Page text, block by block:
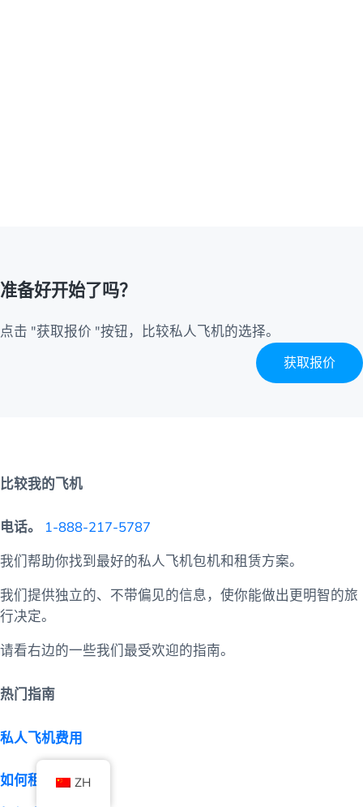
准备好开始了吗？
点击 "获取报价 "按钮，比较私人飞机的选择。
获取报价
比较我的飞机
电话。
1-888-217-5787
我们帮助你找到最好的私人飞机包机和租赁方案。
我们提供独立的、不带偏见的信息，使你能做出更明智的旅
行决定。
请看右边的一些我们最受欢迎的指南。
热门指南
私人飞机费用
如何租用私人飞机
ZH